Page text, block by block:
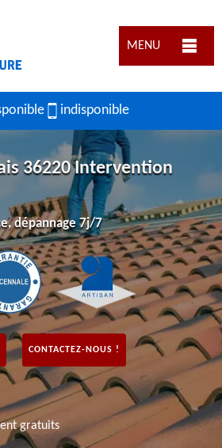
MENU
indisponible
36220 Intervention
dépannage 7j/7
CONTACTEZ-NOUS !
gratuits